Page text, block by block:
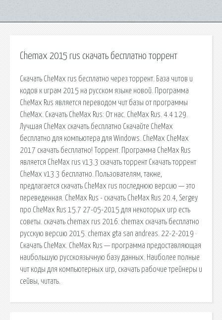
Chemax 2015 rus скачать бесплатно торрент
Скачать CheMax rus бесплатно через торрент. База читов и
кодов к играм 2015 на русском языке новой. Программа
CheMax Rus является переводом чит базы от программы
CheMax. Скачать CheMax Rus: Oт нас. CheMax Rus. 4.4 129.
Лучшая CheMax скачать бесплатно Скачайте CheMax
бесплатно для компьютера для Windows. CheMax CheMax
2017 скачать бесплатно! Торрент. Программа CheMax Rus
является CheMax rus v13.3 скачать торрент Скачать торрент
CheMax v13.3 бесплатно. Пользователям, также,
предлагается скачать CheMax rus последнюю версию — это
переведенная. CheMax Rus - скачать CheMax Rus 20.4, Sergey
про CheMax Rus 15.7 27-05-2015 для некоторых игр есть
советы. скачать chemax rus 2016. chemax скачать бесплатно
русскую версию 2015. chemax gta san andreas. 22-2-2019 ·
Скачать CheMax. CheMax Rus — программа предоставляющая
наибольшую русскоязычную базу данных. Наиболее полные
чит коды для компьютерных игр, скачать рабочие трейнеры и
сейвы, читать.